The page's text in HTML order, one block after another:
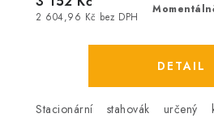
2 604,96 Kč bez DPH
Stacionární stahovák určený